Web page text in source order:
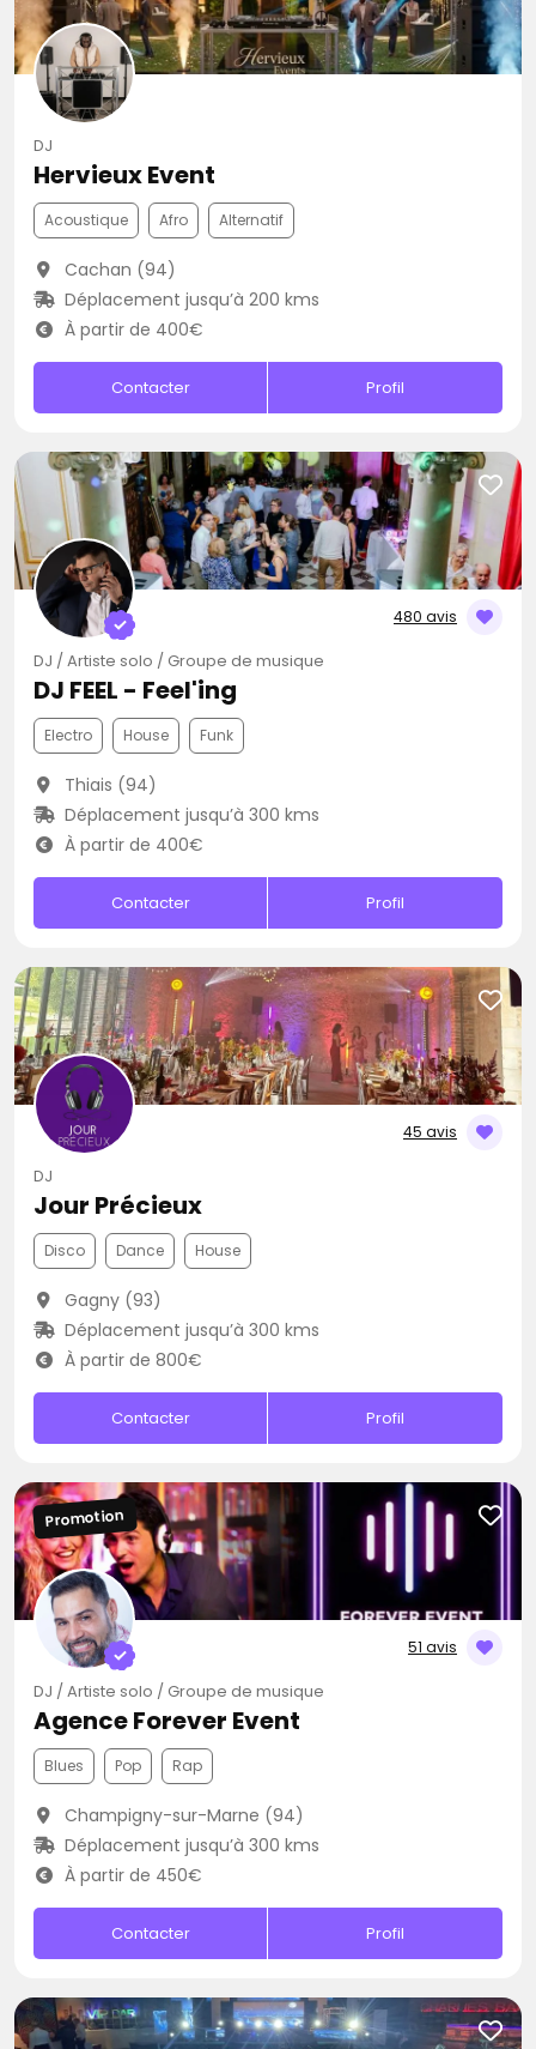
DJ
Hervieux Event
Acoustique Afro Alternatif
Cachan (94)
Déplacement jusqu’à 200 kms
À partir de 400€
Contacter Profil
480 avis
DJ / Artiste solo / Groupe de musique
DJ FEEL - Feel'ing
Electro House Funk
Thiais (94)
Déplacement jusqu’à 300 kms
À partir de 400€
Contacter Profil
45 avis
DJ
Jour Précieux
Disco Dance House
Gagny (93)
Déplacement jusqu’à 300 kms
À partir de 800€
Contacter Profil
51 avis
Promotion
DJ / Artiste solo / Groupe de musique
Agence Forever Event
Blues Pop Rap
Champigny-sur-Marne (94)
Déplacement jusqu’à 300 kms
À partir de 450€
Contacter Profil